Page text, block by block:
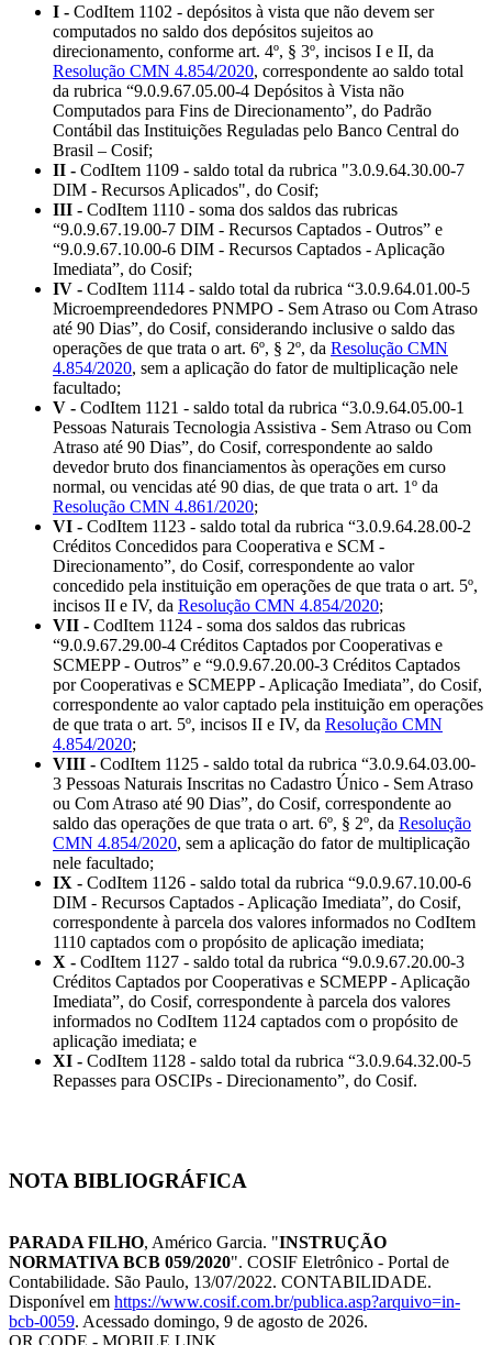
I - CodItem 1102 - depósitos à vista que não devem ser
computados no saldo dos depósitos sujeitos ao
direcionamento, conforme art. 4º, § 3º, incisos I e II, da
Resolução CMN 4.854/2020, correspondente ao saldo total
da rubrica “9.0.9.67.05.00-4 Depósitos à Vista não
Computados para Fins de Direcionamento”, do Padrão
Contábil das Instituições Reguladas pelo Banco Central do
Brasil – Cosif;
II - CodItem 1109 - saldo total da rubrica "3.0.9.64.30.00-7
DIM - Recursos Aplicados", do Cosif;
III - CodItem 1110 - soma dos saldos das rubricas
“9.0.9.67.19.00-7 DIM - Recursos Captados - Outros” e
“9.0.9.67.10.00-6 DIM - Recursos Captados - Aplicação
Imediata”, do Cosif;
IV - CodItem 1114 - saldo total da rubrica “3.0.9.64.01.00-5
Microempreendedores PNMPO - Sem Atraso ou Com Atraso
até 90 Dias”, do Cosif, considerando inclusive o saldo das
operações de que trata o art. 6º, § 2º, da Resolução CMN
4.854/2020, sem a aplicação do fator de multiplicação nele
facultado;
V - CodItem 1121 - saldo total da rubrica “3.0.9.64.05.00-1
Pessoas Naturais Tecnologia Assistiva - Sem Atraso ou Com
Atraso até 90 Dias”, do Cosif, correspondente ao saldo
devedor bruto dos financiamentos às operações em curso
normal, ou vencidas até 90 dias, de que trata o art. 1º da
Resolução CMN 4.861/2020;
VI - CodItem 1123 - saldo total da rubrica “3.0.9.64.28.00-2
Créditos Concedidos para Cooperativa e SCM -
Direcionamento”, do Cosif, correspondente ao valor
concedido pela instituição em operações de que trata o art. 5º,
incisos II e IV, da Resolução CMN 4.854/2020;
VII - CodItem 1124 - soma dos saldos das rubricas
“9.0.9.67.29.00-4 Créditos Captados por Cooperativas e
SCMEPP - Outros” e “9.0.9.67.20.00-3 Créditos Captados
por Cooperativas e SCMEPP - Aplicação Imediata”, do Cosif,
correspondente ao valor captado pela instituição em operações
de que trata o art. 5º, incisos II e IV, da Resolução CMN
4.854/2020;
VIII - CodItem 1125 - saldo total da rubrica “3.0.9.64.03.00-
3 Pessoas Naturais Inscritas no Cadastro Único - Sem Atraso
ou Com Atraso até 90 Dias”, do Cosif, correspondente ao
saldo das operações de que trata o art. 6º, § 2º, da Resolução
CMN 4.854/2020, sem a aplicação do fator de multiplicação
nele facultado;
IX - CodItem 1126 - saldo total da rubrica “9.0.9.67.10.00-6
DIM - Recursos Captados - Aplicação Imediata”, do Cosif,
correspondente à parcela dos valores informados no CodItem
1110 captados com o propósito de aplicação imediata;
X - CodItem 1127 - saldo total da rubrica “9.0.9.67.20.00-3
Créditos Captados por Cooperativas e SCMEPP - Aplicação
Imediata”, do Cosif, correspondente à parcela dos valores
informados no CodItem 1124 captados com o propósito de
aplicação imediata; e
XI - CodItem 1128 - saldo total da rubrica “3.0.9.64.32.00-5
Repasses para OSCIPs - Direcionamento”, do Cosif.
NOTA BIBLIOGRÁFICA
PARADA FILHO, Américo Garcia. "INSTRUÇÃO
NORMATIVA BCB 059/2020". COSIF Eletrônico - Portal de
Contabilidade. São Paulo, 13/07/2022. CONTABILIDADE.
Disponível em https://www.cosif.com.br/publica.asp?arquivo=in-
bcb-0059. Acessado domingo, 9 de agosto de 2026.